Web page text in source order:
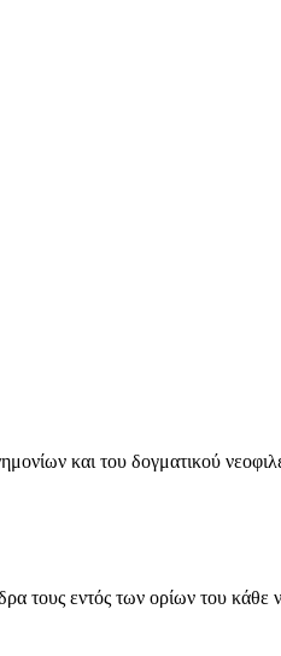
και του δογματικού
τους εντός των ορίων του κάθε